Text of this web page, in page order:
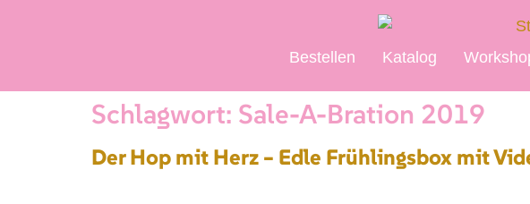
Bestellen Katalog
Schlagwort: Sale-A-Bration 2019
Der Hop mit Herz – Edle Frühlingsbox mit